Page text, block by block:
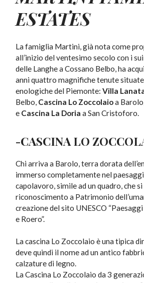
ESTATES
La famiglia Martini, già nota come
all’inizio del ventesimo secolo con i
delle Langhe a Cossano Belbo, ha
anni quattro magnifiche tenute
enologiche del Piemonte:Villa
Belbo, Cascina Lo Zoccolaioa
e Cascina La Doria a San Cristoforo.
-CASCINA LO
Chi arriva a Barolo, terra dorata
immerso completamente nel
capolavoro, simile ad un quadro, che
riconoscimento a Patrimonio
creazione del sito UNESCO
e Roero”.
La cascina Lo Zoccolaio è una tipica
deve quindi il nome ad un antico
calzature di legno.
La Cascina Lo Zoccolaio da 3